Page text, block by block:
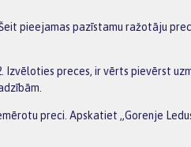
pieejamas pazīstamu ražotāju
Izvēloties preces, ir vērts pievērst
preci. Apskatiet „Gorenje